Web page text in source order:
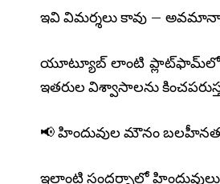
ఇవి విమర్శలు కావు –
యూట్యూబ్ లాంటి ప్లాట్‌ఫామ్‌లో
ఇతరుల విశ్వాసాలను
📢 హిందువుల మౌనం
ఇలాంటి సందర్భాల్లో